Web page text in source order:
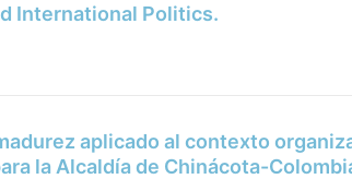
International Politics.
aplicado al contexto
la Alcaldía de Chinácota-